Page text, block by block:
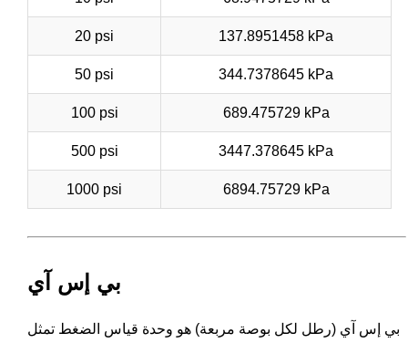
20 psi 137.8951458 kPa
50 psi 344.7378645 kPa
100 psi 689.475729 kPa
500 psi 3447.378645 kPa
1000 psi 6894.75729 kPa
بي إس آي
بي إس آي (رطل لكل بوصة مربعة) هو وحدة قياس الضغط تمثل